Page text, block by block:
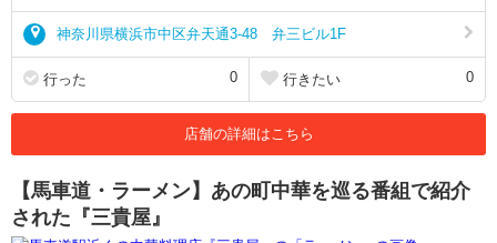
神奈川県横浜市中区弁天通3-48 弁三ビル1F
行った 0 行きたい 0
店舗の詳細はこちら
【馬車道・ラーメン】あの町中華を巡る番組で紹介
された『三貴屋』